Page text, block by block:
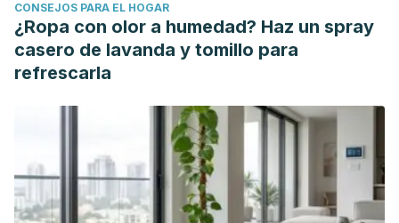
journals-10005-1350
Orphanet: Síndrome de Lesch Nyhan. (n.d.). Retrieved
December 9, 2020, from https://www.orpha.net/consor/cgi-
Autocanibalismo en ausencia de psicosis y uso de
sustancias - Erik Monasterio, Craig Prince, 2011. (n.d.).
Retrieved December 9, 2020, from
https://journals.sagepub.com/doi/10.3109/
Learn About BFRBs - The TLC Foundation for BFRBs. (n.d.).
CONSEJOS PARA EL HOGAR
¿Ropa con olor a humedad? Haz un spray
casero de lavanda y tomillo para
refrescarla